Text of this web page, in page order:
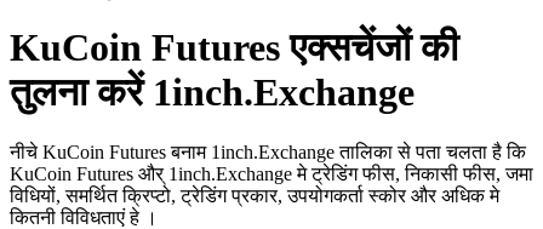
KuCoin Futures एक्सचेंजों की
तुलना करें 1inch.Exchange
नीचे KuCoin Futures बनाम 1inch.Exchange तालिका से पता चलता है कि
KuCoin Futures और् 1inch.Exchange मे ट्रेडिंग फीस, निकासी फीस, जमा
विधियों, समर्थित क्रिप्टो, ट्रेडिंग प्रकार, उपयोगकर्ता स्कोर और अधिक मे
कितनी विविधताएं हे ।